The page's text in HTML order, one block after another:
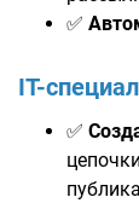
✅
IT-
✅